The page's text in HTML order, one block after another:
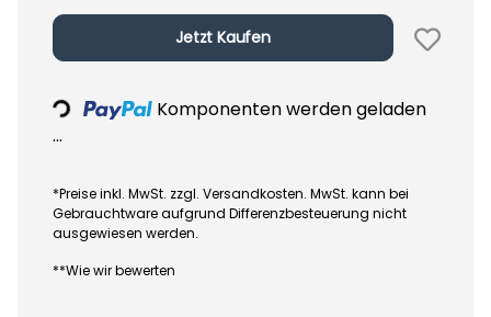
Jetzt Kaufen
Loading...
Komponenten werden geladen
...
*Preise inkl. MwSt. zzgl. Versandkosten. MwSt. kann bei
Gebrauchtware aufgrund Differenzbesteuerung nicht
ausgewiesen werden.
**Wie wir bewerten